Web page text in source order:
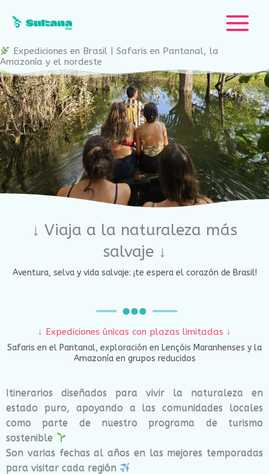
Expediciones en Brasil | Safaris en Pantanal, la
Amazonía y el nordeste
↓ Viaja a la naturaleza más
salvaje ↓
Aventura, selva y vida salvaje: ¡te espera el corazón de Brasil!
↓ Expediciones únicas con plazas limitadas ↓
Safaris en el Pantanal, exploración en Lençóis Maranhenses y la
Amazonía en grupos reducidos
Itinerarios diseñados para vivir la naturaleza en
estado puro, apoyando a las comunidades locales
como parte de nuestro programa de turismo
sostenible
Son varias fechas al años en las mejores temporadas
para visitar cada región